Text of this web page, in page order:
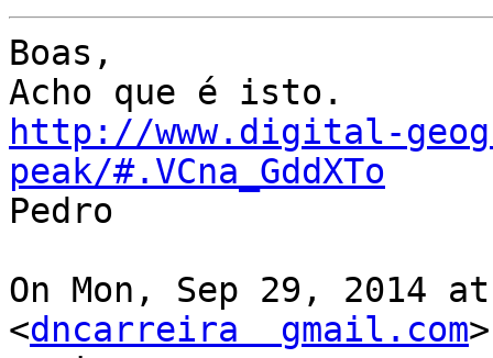
Boas,
http://www.digital-
peak/#.VCna_GddXTo
Pedro
On Mon, Sep 29, 2014
<dncarreira  gmail.com>